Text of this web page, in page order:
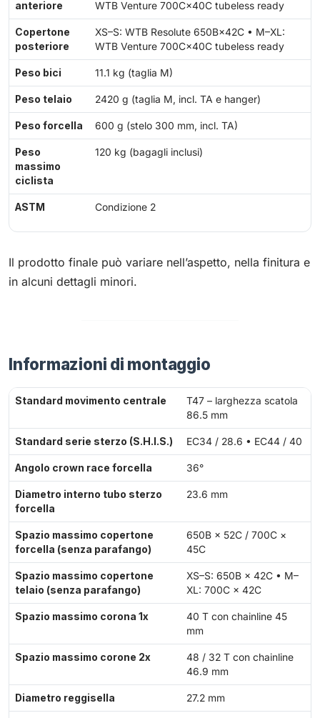
anteriore WTB Venture 700C×40C tubeless ready
Copertone
posteriore
XS–S: WTB Resolute 650B×42C • M–XL:
WTB Venture 700C×40C tubeless ready
Peso bici 11.1 kg (taglia M)
Peso telaio 2420 g (taglia M, incl. TA e hanger)
Peso forcella 600 g (stelo 300 mm, incl. TA)
Peso
massimo
ciclista
120 kg (bagagli inclusi)
ASTM Condizione 2
Il prodotto finale può variare nell’aspetto, nella finitura e
in alcuni dettagli minori.
Informazioni di montaggio
Standard movimento centrale
T47 – larghezza scatola
86.5 mm
Standard serie sterzo (S.H.I.S.) EC34 / 28.6 • EC44 / 40
Angolo crown race forcella 36°
Diametro interno tubo sterzo
forcella
23.6 mm
Spazio massimo copertone
forcella (senza parafango)
650B × 52C / 700C ×
45C
Spazio massimo copertone
telaio (senza parafango)
XS–S: 650B × 42C • M–
XL: 700C × 42C
Spazio massimo corona 1x
40 T con chainline 45
mm
Spazio massimo corone 2x
48 / 32 T con chainline
46.9 mm
Diametro reggisella 27.2 mm